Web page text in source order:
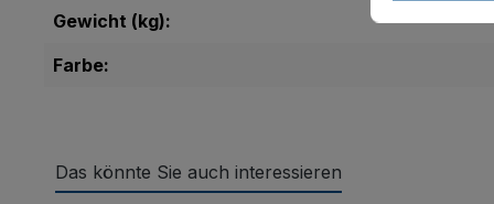
Gewicht (kg):
Farbe:
Das könnte Sie auch interessieren